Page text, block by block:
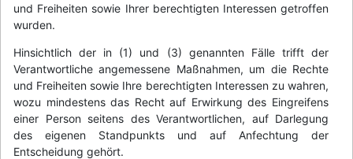
und Freiheiten sowie Ihrer berechtigten Interessen getroffen
wurden.
Hinsichtlich der in (1) und (3) genannten Fälle trifft der
Verantwortliche angemessene Maßnahmen, um die Rechte
und Freiheiten sowie Ihre berechtigten Interessen zu wahren,
wozu mindestens das Recht auf Erwirkung des Eingreifens
einer Person seitens des Verantwortlichen, auf Darlegung
des eigenen Standpunkts und auf Anfechtung der
Entscheidung gehört.